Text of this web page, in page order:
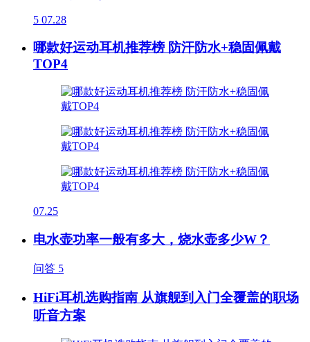
5 07.28
哪款好运动耳机推荐榜 防汗防水+稳固佩戴
TOP4
07.25
电水壶功率一般有多大，烧水壶多少W？
问答 5
HiFi耳机选购指南 从旗舰到入门全覆盖的职场
听音方案